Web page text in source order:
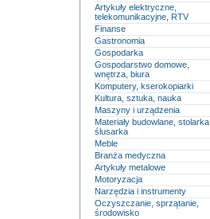
Artykuły elektryczne,
telekomunikacyjne, RTV
Finanse
Gastronomia
Gospodarka
Gospodarstwo domowe,
wnętrza, biura
Komputery, kserokopiarki
Kultura, sztuka, nauka
Maszyny i urządzenia
Materiały budowlane, stolarka,
ślusarka
Meble
Branża medyczna
Artykuły metalowe
Motoryzacja
Narzędzia i instrumenty
Oczyszczanie, sprzątanie,
środowisko